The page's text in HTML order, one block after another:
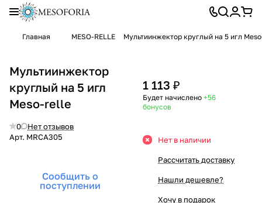
Главная MESO-RELLE Мультиинжектор круглый на 5 игл
Мультиинжектор
круглый на 5 игл
Meso-relle
0
Нет отзывов
Арт. MRCA305
Сообщить о
поступлении
1 113 ₽
Будет начислено +56
бонусов
Нет в наличии
Рассчитать доставку
Нашли дешевле?
Хочу в подарок